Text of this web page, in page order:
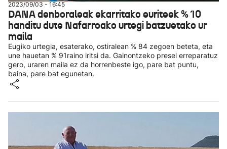
2023/09/03 - 16:45
DANA denboraleak ekarritako euriteek % 10
handitu dute Nafarroako urtegi batzuetako ur
maila
Eugiko urtegia, esaterako, ostiralean % 84 zegoen beteta, eta
une hauetan % 91raino iritsi da. Gainontzeko presei erreparatuz
gero, uraren maila ez da horrenbeste igo, pare bat puntu,
baina, pare bat egunetan.